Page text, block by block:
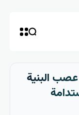
عصب البنية